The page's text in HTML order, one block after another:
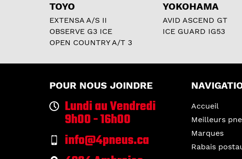
TOYO
EXTENSA A/S II
OBSERVE G3 ICE
OPEN COUNTRY A/T 3
YOKOHAMA
AVID ASCEND GT
ICE GUARD IG53
POUR NOUS JOINDRE
Lundi au Vendredi
9h00 - 16h00
info@4pneus.ca
Accueil
Meilleurs
Marques
Rabais